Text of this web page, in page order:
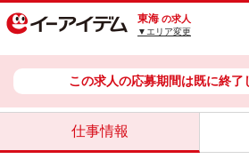
東海 の求人
▼エリア変更
この求人の応募期間は既に終了
仕事情報